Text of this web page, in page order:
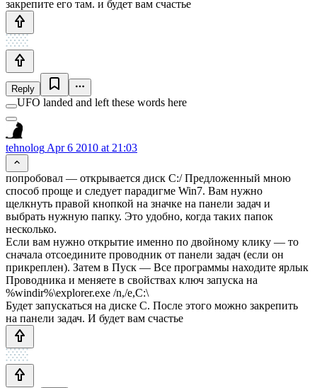
закрепите его там. и будет вам счастье
Reply
UFO landed and left these words here
tehnolog Apr 6 2010 at 21:03
попробовал — открывается диск C:/ Предложенный мною
способ проще и следует парадигме Win7. Вам нужно
щелкнуть правой кнопкой на значке на панели задач и
выбрать нужную папку. Это удобно, когда таких папок
несколько.
Если вам нужно открытие именно по двойному клику — то
сначала отсоедините проводник от панели задач (если он
прикреплен). Затем в Пуск — Все программы находите ярлык
Проводника и меняете в свойствах ключ запуска на
%windir%\explorer.exe /n,/e,C:\
Будет запускаться на диске С. После этого можно закрепить
на панели задач. И будет вам счастье